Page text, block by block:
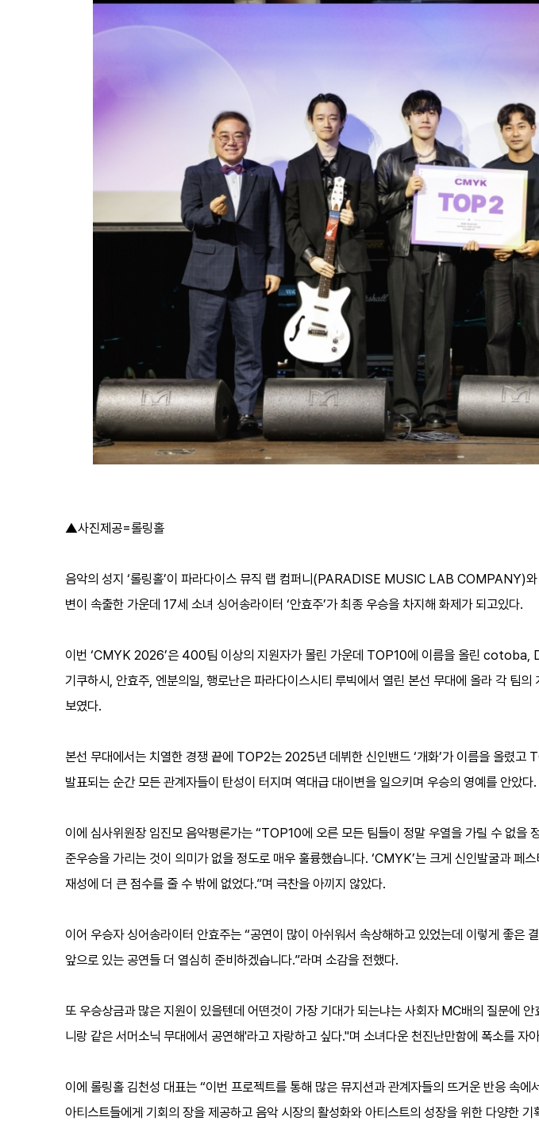
▲사진제공=롤링홀
음악의 성지 ‘롤링홀’이 파라다이스 뮤직 랩 컴퍼니(PARADISE MUSIC LAB COMPANY)
변이 속출한 가운데 17세 소녀 싱어송라이터 ‘안효주’가 최종 우승을 차지해 화제가 되고있다.
이번 ‘CMYK 2026’은 400팀 이상의 지원자가 몰린 가운데 TOP10에 이름을 올린
기쿠하시, 안효주, 엔분의일, 행로난은 파라다이스시티 루빅에서 열린 본선 무대에 올라 각 팀
보였다.
본선 무대에서는 치열한 경쟁 끝에 TOP2는 2025년 데뷔한 신인밴드 ‘개화’가 이름을 올렸고
발표되는 순간 모든 관계자들이 탄성이 터지며 역대급 대이변을 일으키며 우승의 영예를 안았다.
이에 심사위원장 임진모 음악평론가는 “TOP10에 오른 모든 팀들이 정말 우열을 가릴 수 없을
준우승을 가리는 것이 의미가 없을 정도로 매우 훌륭했습니다. ‘CMYK’는 크게 신인발굴과 페
재성에 더 큰 점수를 줄 수 밖에 없었다.”며 극찬을 아끼지 않았다.
이어 우승자 싱어송라이터 안효주는 “공연이 많이 아쉬워서 속상해하고 있었는데 이렇게 좋은
앞으로 있는 공연들 더 열심히 준비하겠습니다.”라며 소감을 전했다.
또 우승상금과 많은 지원이 있을텐데 어떤것이 가장 기대가 되는냐는 사회자 MC배의 질문에
니랑 같은 서머소닉 무대에서 공연해'라고 자랑하고 싶다."며 소녀다운 천진난만함에 폭소를 자
이에 롤링홀 김천성 대표는 “이번 프로젝트를 통해 많은 뮤지션과 관계자들의 뜨거운 반응 속
아티스트들에게 기회의 장을 제공하고 음악 시장의 활성화와 아티스트의 성장을 위한 다양한